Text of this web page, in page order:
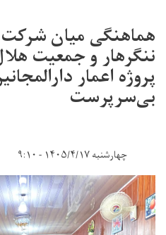
هماهنگی میان شرکت
ننگرهار و جمعیت
پروژه اعمار
بی‌سرپرست
چهارشنبه ۱۴۰۵/۴/۱۷ - ۹:۱۰